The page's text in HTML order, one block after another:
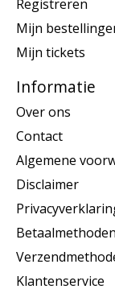
Registreren
Mijn
Mijn tickets
Informatie
Over ons
Contact
Algemene
Disclaimer
Betaalmethoden
Klantenservice